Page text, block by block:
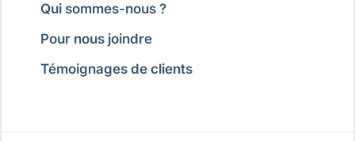
Qui sommes-nous ?
Pour nous joindre
Témoignages de clients